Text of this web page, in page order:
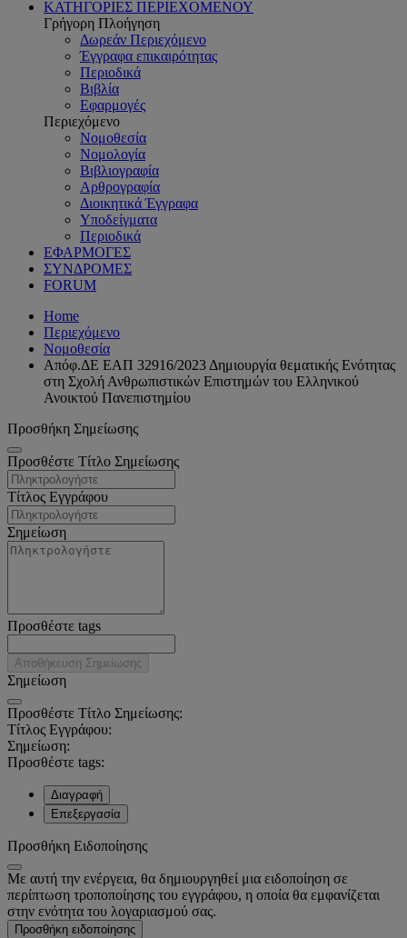
ΚΑΤΗΓΟΡΙΕΣ ΠΕΡΙΕΧΟΜΕΝΟΥ
Γρήγορη Πλοήγηση
Δωρεάν Περιεχόμενο
Έγγραφα επικαιρότητας
Περιοδικά
Βιβλία
Εφαρμογές
Περιεχόμενο
Νομοθεσία
Νομολογία
Βιβλιογραφία
Αρθρογραφία
Διοικητικά Έγγραφα
Υποδείγματα
Περιοδικά
ΕΦΑΡΜΟΓΕΣ
ΣΥΝΔΡΟΜΕΣ
FORUM
Home
Περιεχόμενο
Νομοθεσία
Απόφ.ΔΕ ΕΑΠ 32916/2023 Δημιουργία θεματικής Ενότητας
στη Σχολή Ανθρωπιστικών Επιστημών του Ελληνικού
Ανοικτού Πανεπιστημίου
Προσθήκη Σημείωσης
Προσθέστε Τίτλο Σημείωσης
Τίτλος Εγγράφου
Σημείωση
Προσθέστε tags
Αποθήκευση Σημείωσης
Σημείωση
Προσθέστε Τίτλο Σημείωσης:
Τίτλος Εγγράφου:
Σημείωση:
Προσθέστε tags:
Διαγραφή
Επεξεργασία
Προσθήκη Ειδοποίησης
Με αυτή την ενέργεια, θα δημιουργηθεί μια ειδοποίηση σε
περίπτωση τροποποίησης του εγγράφου, η οποία θα εμφανίζεται
στην ενότητα του λογαριασμού σας.
Προσθήκη ειδοποίησης